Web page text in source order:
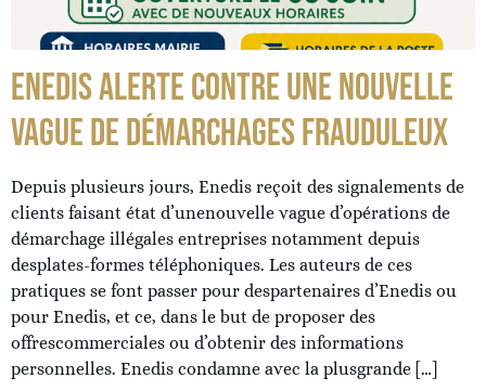
ENEDIS ALERTE CONTRE UNE NOUVELLE
VAGUE DE DÉMARCHAGES FRAUDULEUX
Depuis plusieurs jours, Enedis reçoit des signalements de
clients faisant état d’unenouvelle vague d’opérations de
démarchage illégales entreprises notamment depuis
desplates-formes téléphoniques. Les auteurs de ces
pratiques se font passer pour despartenaires d’Enedis ou
pour Enedis, et ce, dans le but de proposer des
offrescommerciales ou d’obtenir des informations
personnelles. Enedis condamne avec la plusgrande […]